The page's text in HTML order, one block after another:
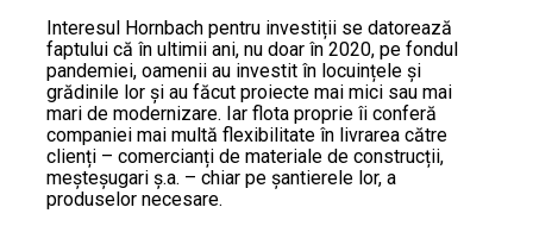
Interesul Hornbach pentru investiții se datorează
faptului că în ultimii ani, nu doar în 2020, pe fondul
pandemiei, oamenii au investit în locuințele și
grădinile lor și au făcut proiecte mai mici sau mai
mari de modernizare. Iar flota proprie îi conferă
companiei mai multă flexibilitate în livrarea către
clienți – comercianți de materiale de construcții,
meșteșugari ș.a. – chiar pe șantierele lor, a
produselor necesare.